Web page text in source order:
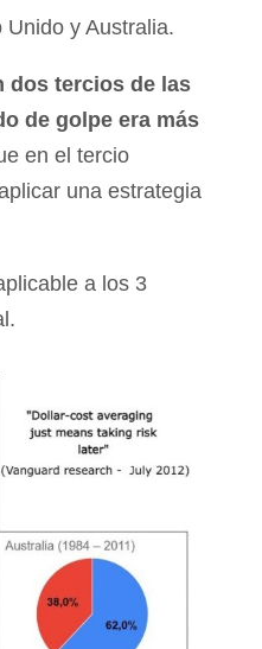
y Australia.
dos tercios de las
de golpe era más
en el tercio
una estrategia
a los 3